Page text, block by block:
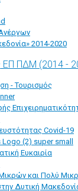
2014-2020
ΕΠ ΠΔΜ (2014 -
- Τουρισμός
Covid-19
Ευκαιρία
και Πολύ
Δυτική